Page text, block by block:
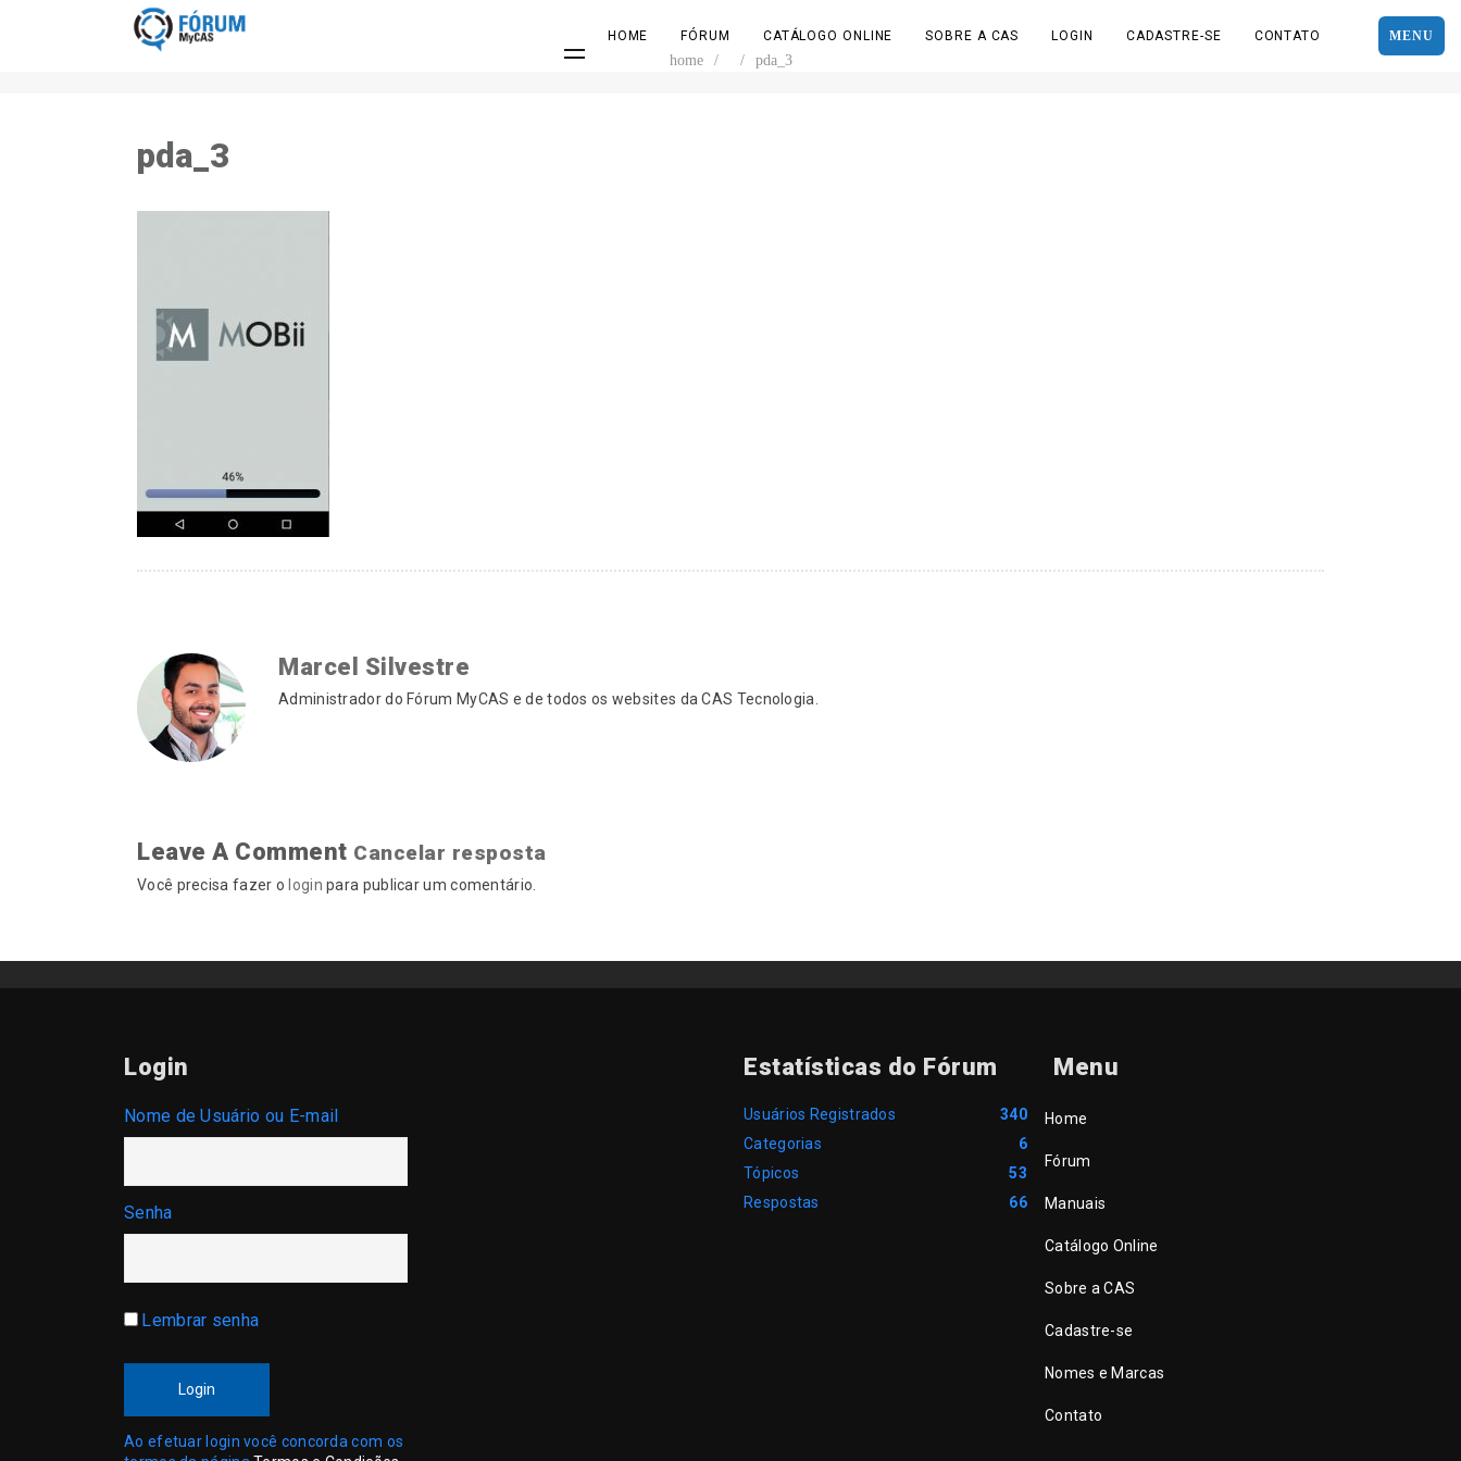
MENU
HOME FÓRUM CATÁLOGO ONLINE SOBRE A CAS LOGIN CADASTRE-SE CONTATO
home / / pda_3
pda_3
Marcel Silvestre
Administrador do Fórum MyCAS e de todos os websites da CAS Tecnologia.
Leave A Comment Cancelar resposta
Você precisa fazer o login para publicar um comentário.
Login
Nome de Usuário ou E-mail
Senha
Lembrar senha
Login
Ao efetuar login você concorda com os
Estatísticas do Fórum
Usuários Registrados
340
Categorias
6
Tópicos
53
Respostas
66
Menu
Home
Fórum
Manuais
Catálogo Online
Sobre a CAS
Cadastre-se
Nomes e Marcas
Contato